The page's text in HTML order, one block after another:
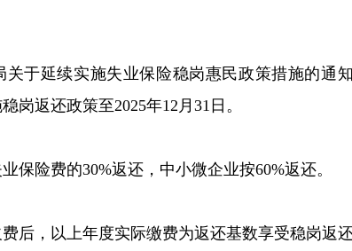
于延续实施失业保险稳岗惠民政策措施的通知
岗返还政策至2025年12月31日。
保险费的30%返还，中小微企业按60%返还。
后，以上年度实际缴费为返还基数享受稳岗返